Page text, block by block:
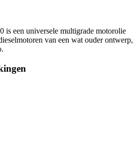
is een universele multigrade motorolie
van een wat ouder ontwerp,